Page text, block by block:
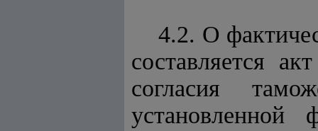
4.2. О
составляется
согласия